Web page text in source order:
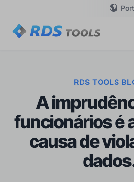
RDS TOOLS
A
funcionários é
causa de